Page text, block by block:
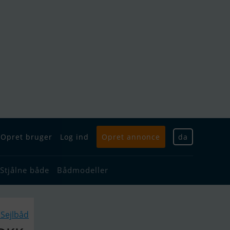
Opret bruger Log ind Opret annonce da
Stjålne både Bådmodeller
Sejlbåd